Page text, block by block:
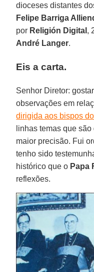
dioceses distantes
Felipe Barriga
por Religión Digital ,
André Langer.
Eis a carta.
Senhor Diretor:
observações em
dirigida aos bispos
linhas temas que
maior precisão. Fui
tenho sido
histórico que o Papa
reflexões.